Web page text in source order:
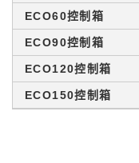
ECO60控制箱
ECO90控制箱
ECO120控制箱
ECO150控制箱